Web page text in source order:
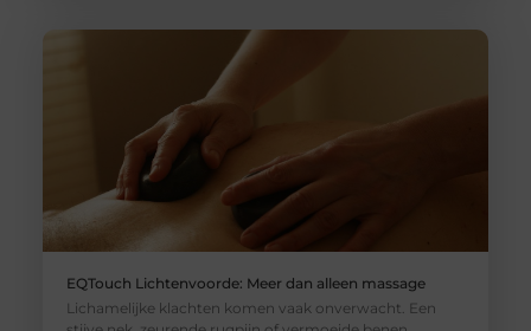
EQTouch Lichtenvoorde: Meer dan alleen massage
Lichamelijke klachten komen vaak onverwacht. Een